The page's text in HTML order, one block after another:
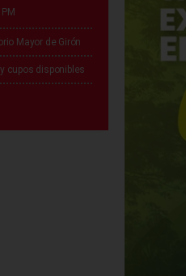
Mayor de Girón
cupos disponibles